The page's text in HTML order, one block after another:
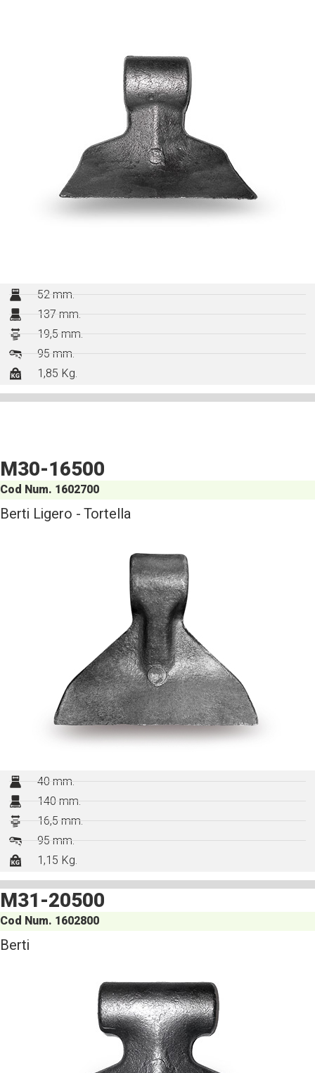
52 mm.
137 mm.
19,5 mm.
95 mm.
1,85 Kg.
M30-16500
Cod Num. 1602700
Berti Ligero - Tortella
40 mm.
140 mm.
16,5 mm.
95 mm.
1,15 Kg.
M31-20500
Cod Num. 1602800
Berti